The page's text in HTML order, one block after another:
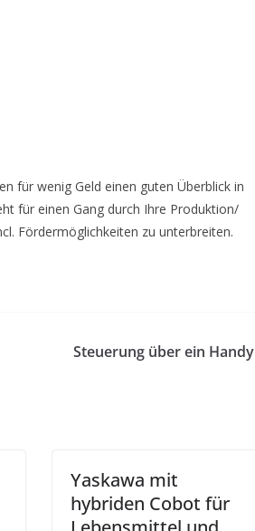
für wenig Geld einen guten Überblick in
für einen Gang durch Ihre Produktion/
Fördermöglichkeiten zu unterbreiten.
Steuerung über ein Handy
Yaskawa mit
hybriden Cobot für